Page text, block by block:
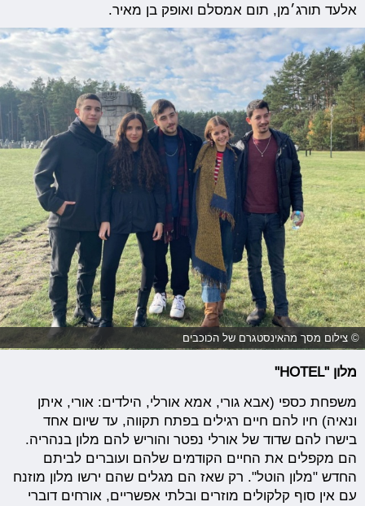
אלעד תורג׳מן, תום אמסלם ואופק בן מאיר.
© צילום מסך מהאינסטגרם של הכוכבים
מלון "HOTEL"
משפחת כספי (אבא גורי, אמא אורלי, הילדים: אורי, איתן
ונאיה) חיו להם חיים רגילים בפתח תקווה, עד שיום אחד
בישרו להם שדוד של אורלי נפטר והוריש להם מלון בנהריה.
הם מקפלים את החיים הקודמים שלהם ועוברים לביתם
החדש "מלון הוטל". רק שאז הם מגלים שהם ירשו מלון מוזנח
עם אין סוף קלקולים מוזרים ובלתי אפשריים, אורחים דוברי